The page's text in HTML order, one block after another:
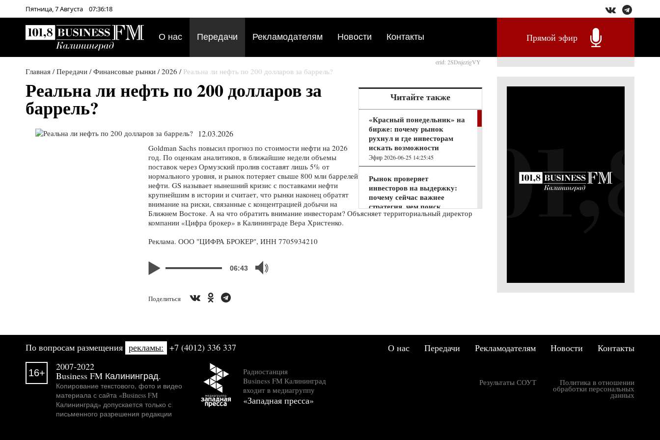
Пятница,7Августа 07:36:18
О нас Передачи Рекламодателям Новости Контакты Прямой эфир
erid: 2SDnjezigVY
Главная /Передачи /Финансовые рынки /2026 / Реальна ли нефть по 200 долларов за баррель?
Читайте также
«Красный понедельник» на
бирже: почему рынок
рухнул и где инвесторам
искать возможности
Эфир 2026-06-25 14:25:45
Рынок проверяет
инвесторов на выдержку:
почему сейчас важнее
стратегия, чем поиск
«дна»?
Рубль зажат в тиски
экспортной выручки и
Реальна ли нефть по 200 долларов за
баррель?
12.03.2026
Goldman Sachs повысил прогноз по стоимости нефти на 2026
год. По оценкам аналитиков, в ближайшие недели объемы
поставок через Ормузский пролив составят лишь 5% от
нормального уровня, и рынок потеряет свыше 800 млн баррелей
нефти. GS называет нынешний кризис с поставками нефти
крупнейшим в истории и считает, что рынки наконец обратят
внимание на риски, связанные с концентрацией добычи на
Ближнем Востоке. А на что обратить внимание инвесторам? Объясняет территориальный директор
компании «Цифра брокер» в Калининграде Вера Христенко.
Реклама. ООО "ЦИФРА БРОКЕР", ИНН 7705934210
06:43
Поделиться
По вопросам размещения рекламы: +7 (4012) 336 337 О нас Передачи Рекламодателям Новости Контакты
16+
2007-2022
Business FM Калининград.
Копирование текстового, фото и видео
материала с сайта «Business FM
Калининград» допускается только с
письменного разрешения редакции
Радиостанция
Business FM Калининград
входит в медиагруппу
«Западная пресса»
Политика в отношении
обработки персональных
данных
Результаты СОУТ